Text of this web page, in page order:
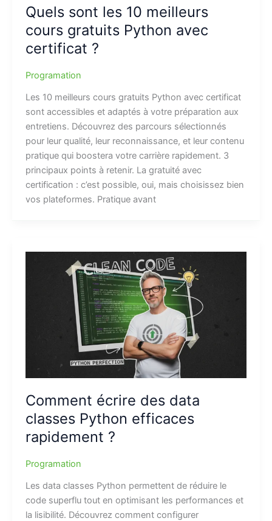
Quels sont les 10 meilleurs
cours gratuits Python avec
certificat ?
Programation
Les 10 meilleurs cours gratuits Python avec certificat
sont accessibles et adaptés à votre préparation aux
entretiens. Découvrez des parcours sélectionnés
pour leur qualité, leur reconnaissance, et leur contenu
pratique qui boostera votre carrière rapidement. 3
principaux points à retenir. La gratuité avec
certification : c’est possible, oui, mais choisissez bien
vos plateformes. Pratique avant
Comment écrire des data
classes Python efficaces
rapidement ?
Programation
Les data classes Python permettent de réduire le
code superflu tout en optimisant les performances et
la lisibilité. Découvrez comment configurer